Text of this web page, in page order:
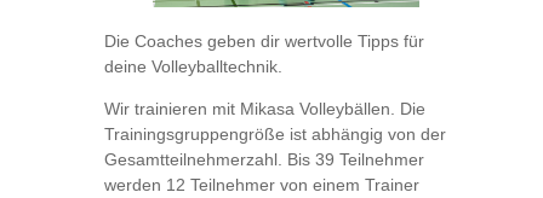
Die Coaches geben dir wertvolle Tipps für
deine Volleyballtechnik.
Wir trainieren mit Mikasa Volleybällen. Die
Trainingsgruppengröße ist abhängig von der
Gesamtteilnehmerzahl. Bis 39 Teilnehmer
werden 12 Teilnehmer von einem Trainer